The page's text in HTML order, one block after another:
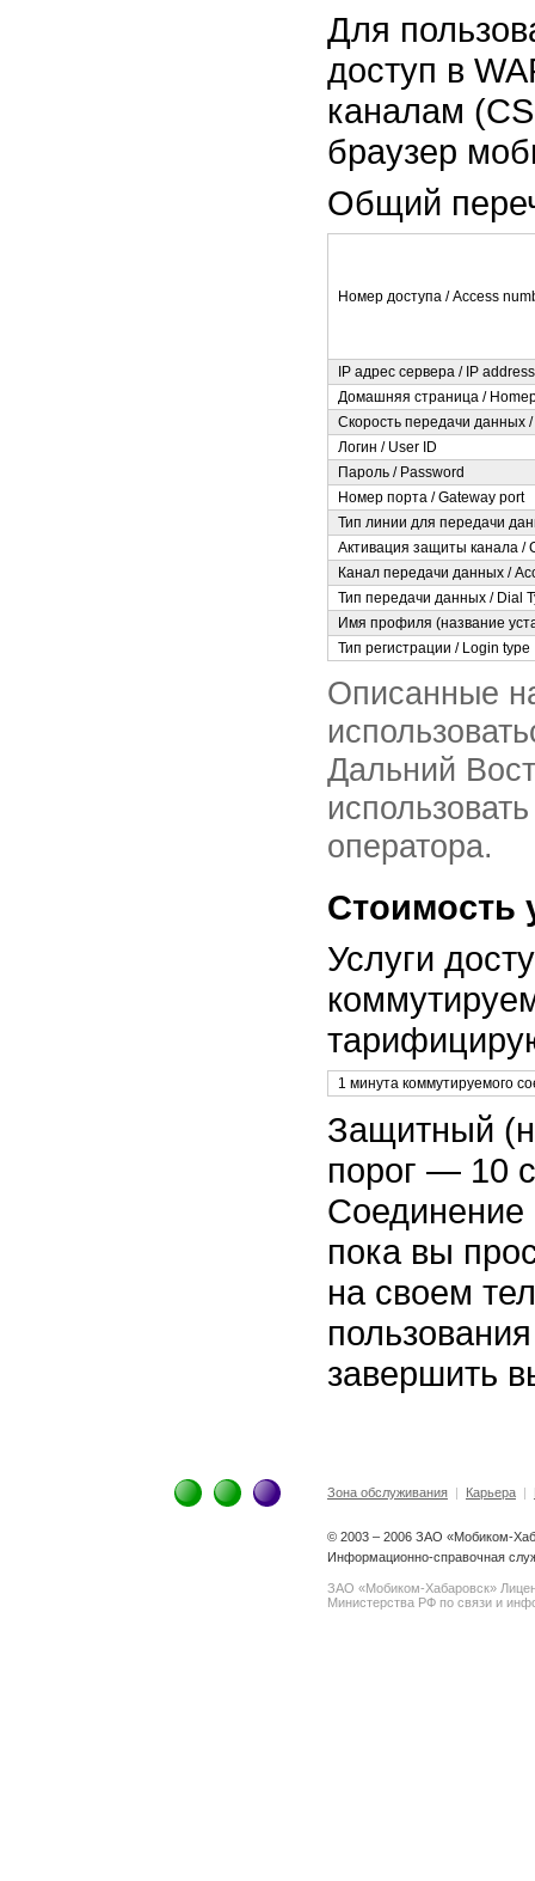
Для
доступ в
каналам
браузер
Общий
Номер доступа / Access
IP адрес сервера / IP address
Домашняя страница /
Скорость передачи данных
Логин / User ID
Пароль / Password
Номер порта / Gateway port
Тип линии для передачи
Активация защиты канала /
Канал передачи данных /
Тип передачи данных / Dial
Имя профиля (название
Тип регистрации / Login type
Описанные
Дальний
оператора.
Стоимость
Услуги
1 минута коммутируемого
Защитный
порог — 10
Соединение
пока вы
на своем
завершить
Зона обслуживания| Карьера|
© 2003 – 2006 ЗАО «Мобиком-
Информационно-справочная
ЗАО «Мобиком-Хабаровск»
Министерства РФ по связи и